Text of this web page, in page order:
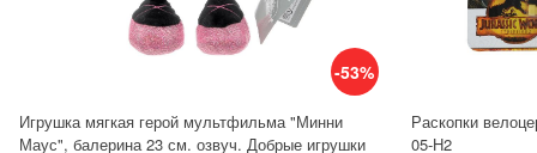
-53%
Игрушка мягкая герой мультфильма "Минни
Маус", балерина 23 см. озвуч. Добрые игрушки
Раскопки
05-H2